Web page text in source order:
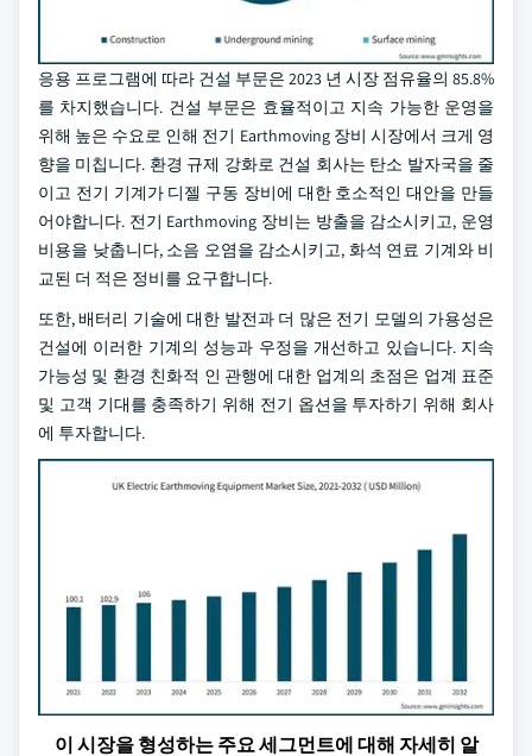
응용 프로그램에 따라 건설 부문은 2023 년 시장 점유율의 85.8%
를 차지했습니다. 건설 부문은 효율적이고 지속 가능한 운영을
위해 높은 수요로 인해 전기 Earthmoving 장비 시장에서 크게 영
향을 미칩니다. 환경 규제 강화로 건설 회사는 탄소 발자국을 줄
이고 전기 기계가 디젤 구동 장비에 대한 호소적인 대안을 만들
어야합니다. 전기 Earthmoving 장비는 방출을 감소시키고, 운영
비용을 낮춥니다, 소음 오염을 감소시키고, 화석 연료 기계와 비
교된 더 적은 정비를 요구합니다.
또한, 배터리 기술에 대한 발전과 더 많은 전기 모델의 가용성은
건설에 이러한 기계의 성능과 우정을 개선하고 있습니다. 지속
가능성 및 환경 친화적 인 관행에 대한 업계의 초점은 업계 표준
및 고객 기대를 충족하기 위해 전기 옵션을 투자하기 위해 회사
에 투자합니다.
이 시장을 형성하는 주요 세그먼트에 대해 자세히 알